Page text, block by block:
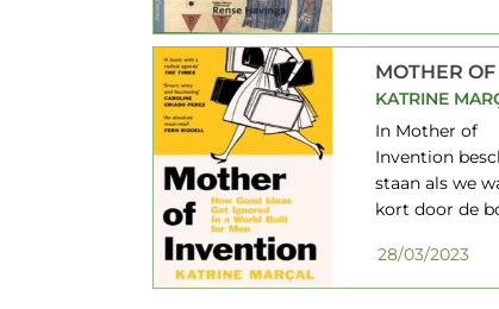
MOTHER
KATRINE
In Mother of
Invention
staan als we
kort door de
28/03/2023